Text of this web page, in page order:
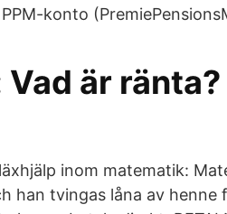
konto
är ränta?
inom matematik:
han tvingas låna av henne